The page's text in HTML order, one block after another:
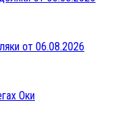
от 06.08.2026